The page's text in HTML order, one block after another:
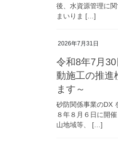
後、水資源管理に
まいりま […]
2026年7月31日
令和8年7月
動施工の推進
ます～
砂防関係事業のDX
８年８月６日に開
山地域等、 […]